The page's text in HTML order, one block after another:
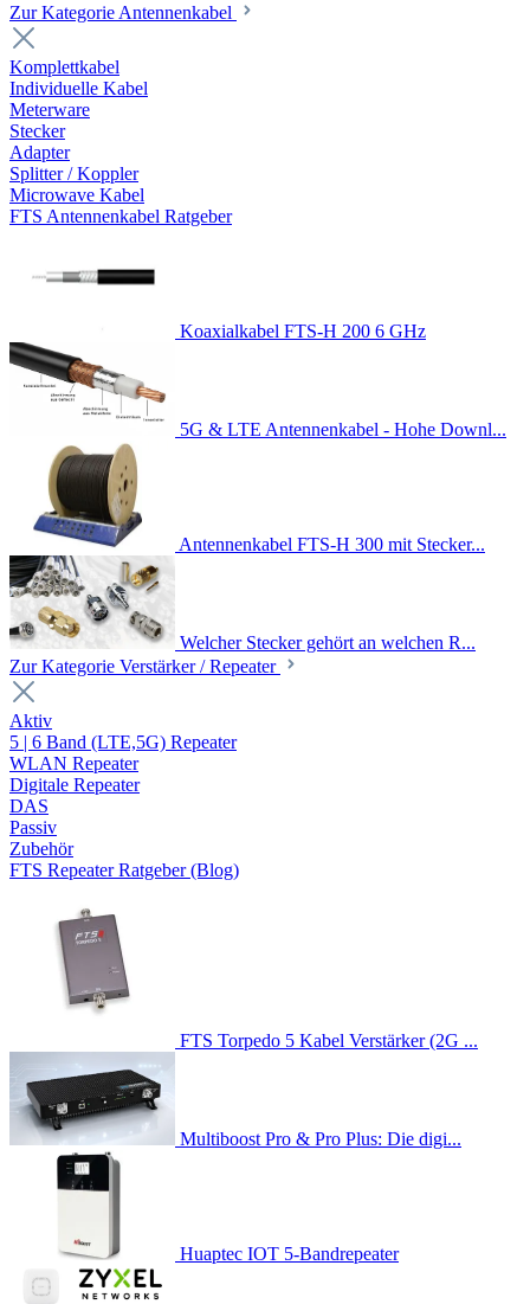
Zur Kategorie Antennenkabel
Komplettkabel
Individuelle Kabel
Meterware
Stecker
Adapter
Splitter / Koppler
Microwave Kabel
FTS Antennenkabel Ratgeber
Koaxialkabel FTS-H 200 6 GHz
5G & LTE Antennenkabel - Hohe Downl...
Antennenkabel FTS-H 300 mit Stecker...
Welcher Stecker gehört an welchen R...
Zur Kategorie Verstärker / Repeater
Aktiv
5 | 6 Band (LTE,5G) Repeater
WLAN Repeater
Digitale Repeater
DAS
Passiv
Zubehör
FTS Repeater Ratgeber (Blog)
FTS Torpedo 5 Kabel Verstärker (2G ...
Multiboost Pro & Pro Plus: Die digi...
Huaptec IOT 5-Bandrepeater